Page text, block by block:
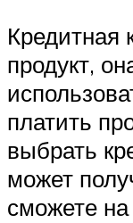
Кредитная
продукт,
платить
выбрать
может
сможете